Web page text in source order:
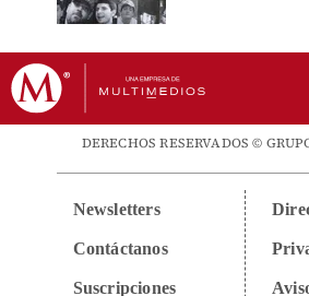
DERECHOS RESERVADOS ©
Newsletters
Contáctanos
Suscripciones